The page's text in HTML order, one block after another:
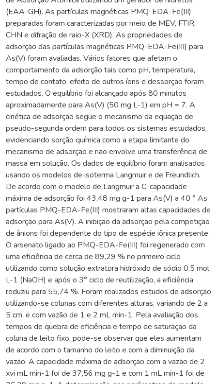
(EAA-GH). As partículas magnéticas PMQ-EDA-Fe(III)
preparadas foram caracterizadas por meio de MEV, FTIR,
CHN e difração de raio-X (XRD). As propriedades de
adsorção das partículas magnéticas PMQ-EDA-Fe(III) para
As(V) foram avaliadas. Vários fatores que afetam o
comportamento da adsorção tais como pH, temperatura,
tempo de contato, efeito de outros íons e dessorção foram
estudados. O equilíbrio foi alcançado após 80 minutos
aproximadamente para As(V) (50 mg L-1) em pH = 7. A
cinética de adsorção segue o mecanismo da equação de
pseudo-segunda ordem para todos os sistemas estudados,
evidenciando sorção química como a etapa limitante do
mecanismo de adsorção e não envolve uma transferência de
massa em solução. Os dados de equilíbrio foram analisados
usando os modelos de isoterma Langmuir e de Freundlich.
De acordo com o modelo de Langmuir a C. capacidade
máxima de adsorção foi 43,48 mg g-1 para As(V) a 40 ° As
partículas PMQ-EDA-Fe(III) mostraram altas capacidades de
adsorção para As(V). A inibição da adsorção pela competição
de ânions foi dependente do tipo de espécie iônica presente.
O arsenato ligado ao PMQ-EDA-Fe(III) foi regenerado com
uma eficiência de cerca de 89,29 % no primeiro ciclo
utilizando como solução extratora hidróxido de sódio 0,5 mol
L-1 (NaOH) e após o 3° ciclo de reutilização, a eficiência
reduziu para 55,74 %. Foram realizados estudos de adsorção
utilizando-se colunas com diferentes alturas, variando de 2 a
5 cm, e com vazão de 1 e 2 mL min-1. Pela avaliação dos
tempos de quebra de eficiência e tempo de saturação da
coluna de leito fixo, pode-se observar que eles aumentam
de acordo com o tamanho do leito e com a diminuição da
vazão. A capacidade máxima de adsorção com a vazão de 2
xvi mL min-1 foi de 37,56 mg g-1 e com 1 mL min-1 foi de